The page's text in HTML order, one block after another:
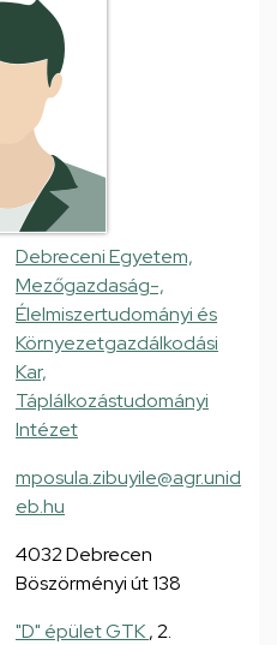
Debreceni Egyetem,
Mezőgazdaság-,
Élelmiszertudományi és
Környezetgazdálkodási
Kar,
Táplálkozástudományi
Intézet
mposula.zibuyile@agr.unid
eb.hu
4032 Debrecen
Böszörményi út 138
"D" épület GTK, 2.